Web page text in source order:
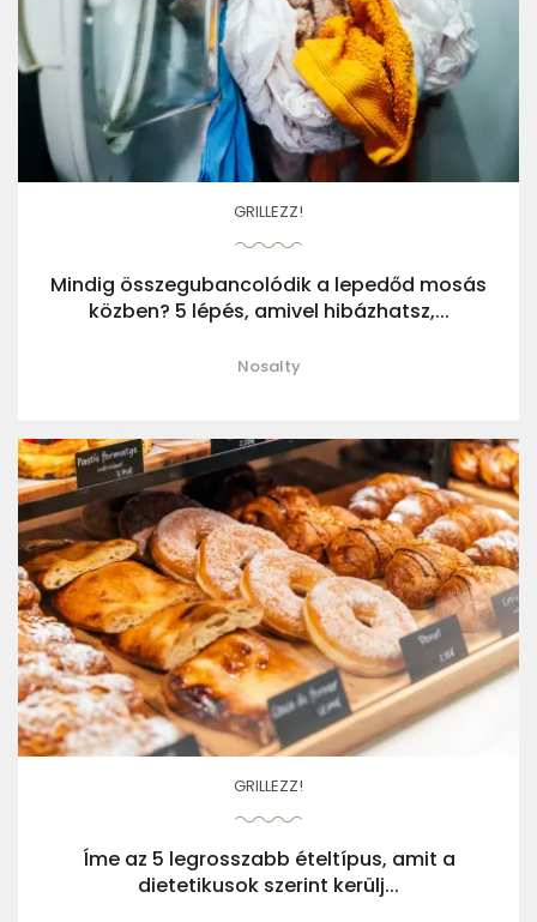
GRILLEZZ!
Mindig összegubancolódik a lepedőd mosás
közben? 5 lépés, amivel hibázhatsz,...
Nosalty
GRILLEZZ!
Íme az 5 legrosszabb ételtípus, amit a
dietetikusok szerint kerülj...